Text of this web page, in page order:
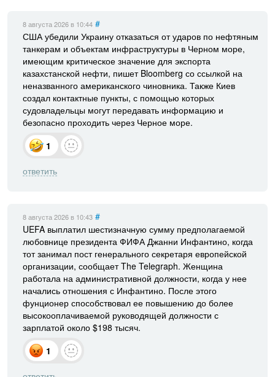
8 августа 2026 в 10:44 #
США убедили Украину отказаться от ударов по нефтяным
танкерам и объектам инфраструктуры в Черном море,
имеющим критическое значение для экспорта
казахстанской нефти, пишет Bloomberg со ссылкой на
неназванного американского чиновника. Также Киев
создал контактные пункты, с помощью которых
судовладельцы могут передавать информацию и
безопасно проходить через Черное море.
1
ответить
8 августа 2026 в 10:43 #
UEFA выплатил шестизначную сумму предполагаемой
любовнице президента ФИФА Джанни Инфантино, когда
тот занимал пост генерального секретаря европейской
организации, сообщает The Telegraph. Женщина
работала на административной должности, когда у нее
начались отношения с Инфантино. После этого
фунционер способствовал ее повышению до более
высокооплачиваемой руководящей должности с
зарплатой около $198 тысяч.
1